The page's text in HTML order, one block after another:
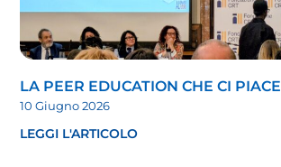
LA PEER EDUCATION CHE CI PIACE
10 Giugno 2026
LEGGI L'ARTICOLO